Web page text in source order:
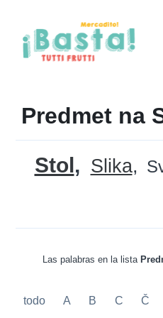
Predmet na
Stol Slika
Las palabras en la lista
todo A B C Č